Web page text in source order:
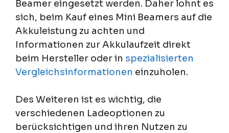
Beamer eingesetzt werden. Daher lohnt es
sich, beim Kauf eines Mini Beamers auf die
Akkuleistung zu achten und
Informationen zur Akkulaufzeit direkt
beim Hersteller oder in spezialisierten
Vergleichsinformationen einzuholen.
Des Weiteren ist es wichtig, die
verschiedenen Ladeoptionen zu
berücksichtigen und ihren Nutzen zu